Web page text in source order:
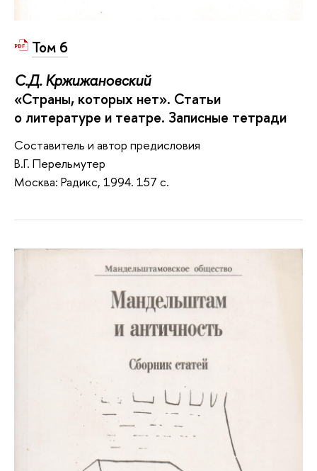
Том 6
С.Д. Кржижановский
«Страны, которых нет». Статьи
о литературе и театре. Записные тетради
Составитель и автор предисловия
В.Г. Перельмутер
Москва: Радикс, 1994. 157 с.